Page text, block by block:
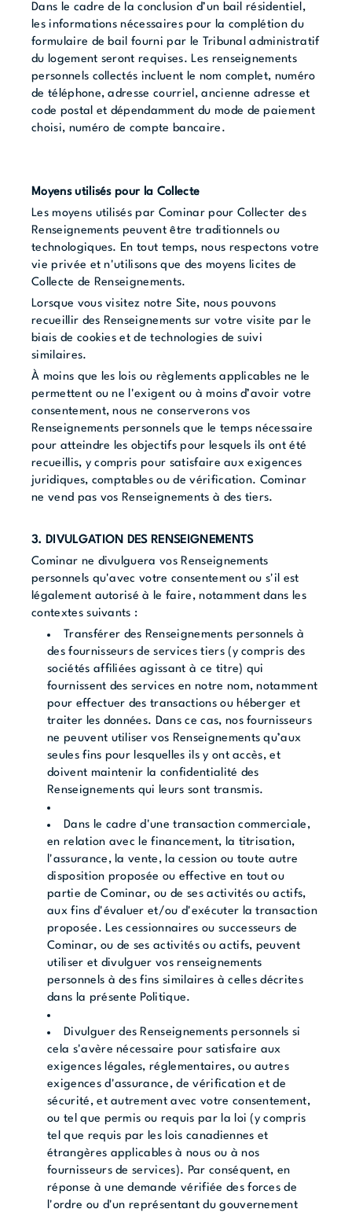
Dans le cadre de la conclusion d’un bail résidentiel,
les informations nécessaires pour la complétion du
formulaire de bail fourni par le Tribunal administratif
du logement seront requises. Les renseignements
personnels collectés incluent le nom complet, numéro
de téléphone, adresse courriel, ancienne adresse et
code postal et dépendamment du mode de paiement
choisi, numéro de compte bancaire.
Moyens utilisés pour la Collecte
Les moyens utilisés par Cominar pour Collecter des
Renseignements peuvent être traditionnels ou
technologiques. En tout temps, nous respectons votre
vie privée et n'utilisons que des moyens licites de
Collecte de Renseignements.
Lorsque vous visitez notre Site, nous pouvons
recueillir des Renseignements sur votre visite par le
biais de cookies et de technologies de suivi
similaires.
À moins que les lois ou règlements applicables ne le
permettent ou ne l'exigent ou à moins d’avoir votre
consentement, nous ne conserverons vos
Renseignements personnels que le temps nécessaire
pour atteindre les objectifs pour lesquels ils ont été
recueillis, y compris pour satisfaire aux exigences
juridiques, comptables ou de vérification. Cominar
ne vend pas vos Renseignements à des tiers.
3. DIVULGATION DES RENSEIGNEMENTS
Cominar ne divulguera vos Renseignements
personnels qu'avec votre consentement ou s'il est
légalement autorisé à le faire, notamment dans les
contextes suivants :
Transférer des Renseignements personnels à
des fournisseurs de services tiers (y compris des
sociétés affiliées agissant à ce titre) qui
fournissent des services en notre nom, notamment
pour effectuer des transactions ou héberger et
traiter les données. Dans ce cas, nos fournisseurs
ne peuvent utiliser vos Renseignements qu’aux
seules fins pour lesquelles ils y ont accès, et
doivent maintenir la confidentialité des
Renseignements qui leurs sont transmis.
Dans le cadre d'une transaction commerciale,
en relation avec le financement, la titrisation,
l'assurance, la vente, la cession ou toute autre
disposition proposée ou effective en tout ou
partie de Cominar, ou de ses activités ou actifs,
aux fins d'évaluer et/ou d'exécuter la transaction
proposée. Les cessionnaires ou successeurs de
Cominar, ou de ses activités ou actifs, peuvent
utiliser et divulguer vos renseignements
personnels à des fins similaires à celles décrites
dans la présente Politique.
Divulguer des Renseignements personnels si
cela s'avère nécessaire pour satisfaire aux
exigences légales, réglementaires, ou autres
exigences d'assurance, de vérification et de
sécurité, et autrement avec votre consentement,
ou tel que permis ou requis par la loi (y compris
tel que requis par les lois canadiennes et
étrangères applicables à nous ou à nos
fournisseurs de services). Par conséquent, en
réponse à une demande vérifiée des forces de
l'ordre ou d'un représentant du gouvernement